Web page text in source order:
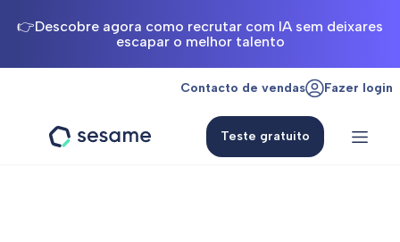
👉Descobre agora como recrutar com IA sem deixares
escapar o melhor talento
Contacto de vendas Fazer login
Teste gratuito